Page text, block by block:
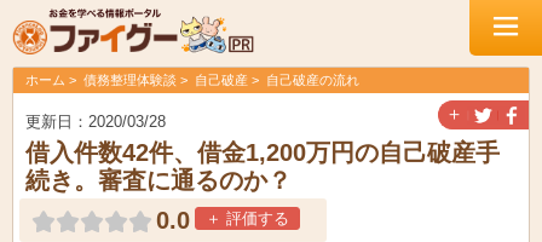
ホーム 債務整理体験談 自己破産 自己破産の流れ
更新日：2020/03/28
借入件数42件、借金1,200万円の自己破産手
続き。審査に通るのか？
＋
0.0 ＋ 評価する